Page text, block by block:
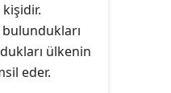
ülkenin
eder.